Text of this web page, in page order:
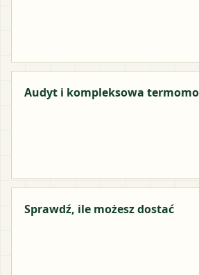
Audyt i kompleksowa
Sprawdź, ile możesz dostać